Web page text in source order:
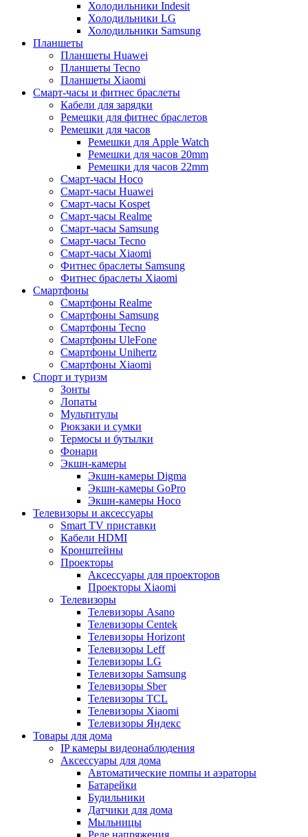
Холодильники Indesit
Холодильники LG
Холодильники Samsung
Планшеты
Планшеты Huawei
Планшеты Tecno
Планшеты Xiaomi
Смарт-часы и фитнес браслеты
Кабели для зарядки
Ремешки для фитнес браслетов
Ремешки для часов
Ремешки для Apple Watch
Ремешки для часов 20mm
Ремешки для часов 22mm
Смарт-часы Hoco
Смарт-часы Huawei
Смарт-часы Kospet
Смарт-часы Realme
Смарт-часы Samsung
Смарт-часы Tecno
Смарт-часы Xiaomi
Фитнес браслеты Samsung
Фитнес браслеты Xiaomi
Смартфоны
Смартфоны Realme
Смартфоны Samsung
Смартфоны Tecno
Смартфоны UleFone
Смартфоны Unihertz
Смартфоны Xiaomi
Спорт и туризм
Зонты
Лопаты
Мультитулы
Рюкзаки и сумки
Термосы и бутылки
Фонари
Экшн-камеры
Экшн-камеры Digma
Экшн-камеры GoPro
Экшн-камеры Hoco
Телевизоры и аксессуары
Smart TV приставки
Кабели HDMI
Кронштейны
Проекторы
Аксессуары для проекторов
Проекторы Xiaomi
Телевизоры
Телевизоры Asano
Телевизоры Centek
Телевизоры Horizont
Телевизоры Leff
Телевизоры LG
Телевизоры Samsung
Телевизоры Sber
Телевизоры TCL
Телевизоры Xiaomi
Телевизоры Яндекс
Товары для дома
IP камеры видеонаблюдения
Аксессуары для дома
Автоматические помпы и аэраторы
Батарейки
Будильники
Датчики для дома
Мыльницы